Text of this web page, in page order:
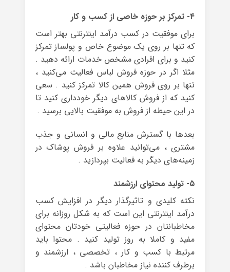
۴- تمرکز بر حوزه خاصی از کسب و کار
برای موفقیت در کسب درآمد اینترنتی بهتر است
که تنها بر روی یک موضوع خاص و پولساز تمرکز
کنید و برای افرادی مشخص خدمات ارائه دهید .
مثلا اگر در حوزه‌ فروش لباس فعالیت می‌کنید ،
تنها بر روی فروش همین کالا تمرکز کنید . سعی
کنید که از فروش کالاهای دیگر خودداری کنید تا
در این حیطه از فروش به موفقیت بالایی برسید .
بعدها با گسترش منابع مالی و انسانی و جذب
مشتری ، می‌توانید علاوه بر فروش پوشاک در
زمینه‌های دیگر به فعالیت بپردازید .
۵- تولید محتوای ارزشمند
نکته‌ کلیدی و تاثیرگذار دیگر در افزایش کسب
درآمد اینترنتی این است که به شکل روزانه برای
مخاطبانتان در حوزه‌ فعالیتی خودتان محتوای
مفید و کاملا به روز تولید کنید . محتوا باید
مرتبط با کسب و کار ، تخصصی ، ارزشمند و
برطرف کننده نیاز مخاطبان باشد .